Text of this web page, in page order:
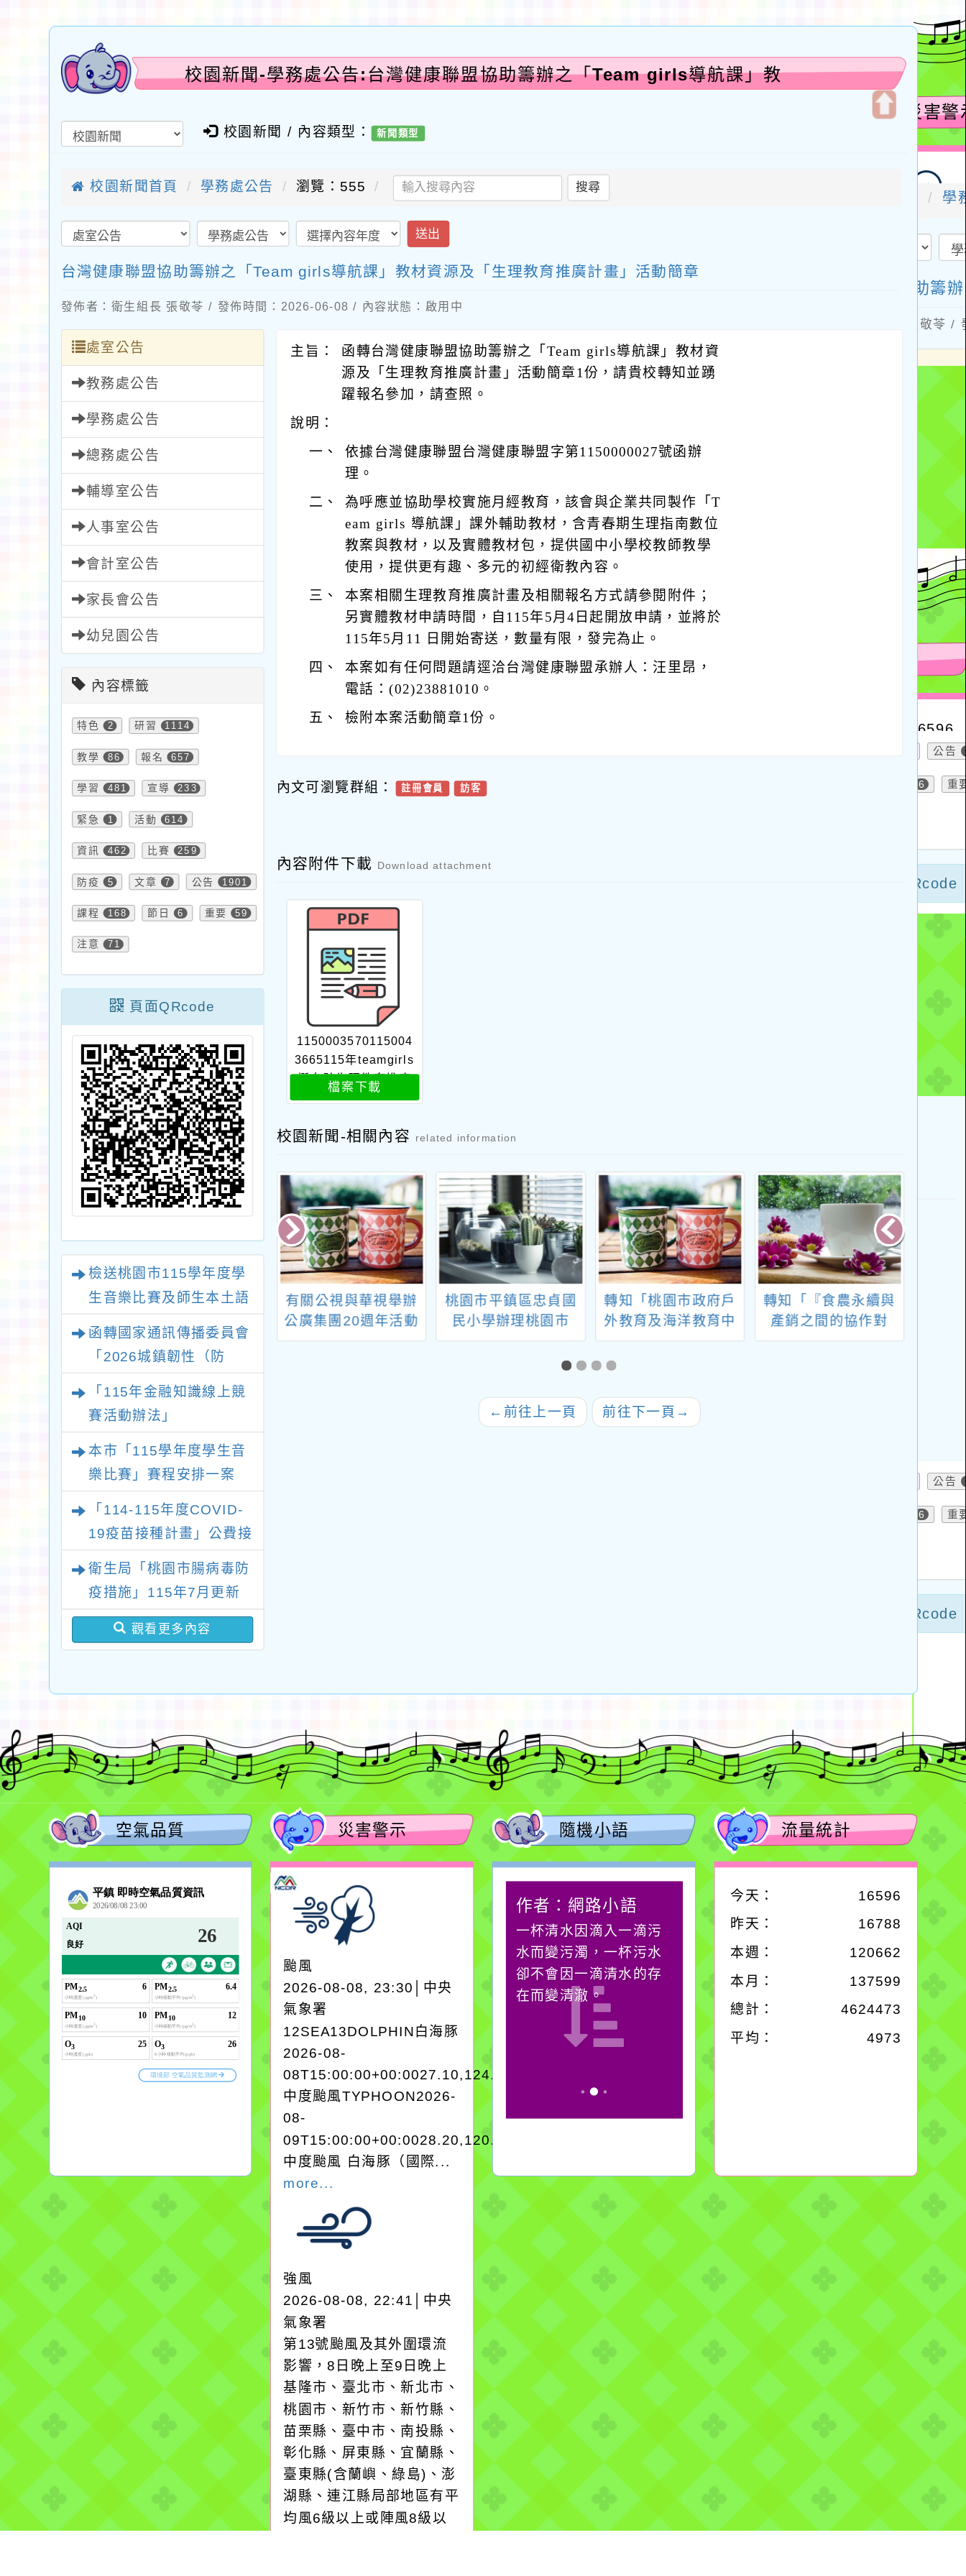
校園新聞-學務處公告:台灣健康聯盟協助籌辦之「Team girls導航課」教
校園新聞 / 內容類型： 新聞類型
校園新聞首頁 學務處公告 瀏覽：555 搜尋
送出
台灣健康聯盟協助籌辦之「Team girls導航課」教材資源及「生理教育推廣計畫」活動簡章
發佈者：衛生組長 張敬苓 / 發佈時間：2026-06-08 / 內容狀態：啟用中
處室公告
教務處公告
學務處公告
總務處公告
輔導室公告
人事室公告
會計室公告
家長會公告
幼兒園公告
內容標籤
特色 2 研習 1114
教學 86 報名 657
學習 481 宣導 233
緊急 1 活動 614
資訊 462 比賽 259
防疫 5 文章 7 公告 1901
課程 168 節日 6 重要 59
注意 71
頁面QRcode
檢送桃園市115學年度學
生音樂比賽及師生本土語
函轉國家通訊傳播委員會
「2026城鎮韌性（防
「115年金融知識線上競
賽活動辦法」
本市「115學年度學生音
樂比賽」賽程安排一案
「114-115年度COVID-
19疫苗接種計畫」公費接
種對象擴大
衛生局「桃園市腸病毒防
疫措施」115年7月更新
版問答集及修正對照表各
1份
觀看更多內容
主旨：
函轉台灣健康聯盟協助籌辦之「Team girls導航課」教材資
源及「生理教育推廣計畫」活動簡章1份，請貴校轉知並踴
躍報名參加，請查照。
說明：
一、 依據台灣健康聯盟台灣健康聯盟字第1150000027號函辦
理。
二、
為呼應並協助學校實施月經教育，該會與企業共同製作「T
eam girls 導航課」課外輔助教材，含青春期生理指南數位
教案與教材，以及實體教材包，提供國中小學校教師教學
使用，提供更有趣、多元的初經衛教內容。
三、 本案相關生理教育推廣計畫及相關報名方式請參閱附件；
另實體教材申請時間，自115年5月4日起開放申請，並將於
115年5月11 日開始寄送，數量有限，發完為止。
四、
本案如有任何問題請逕洽台灣健康聯盟承辦人：汪里昂，
電話：(02)23881010。
五、
檢附本案活動簡章1份。
內文可瀏覽群組： 註冊會員 訪客
內容附件下載 Download attachment
1150003570115004
3665115年teamgirls
挺女孩生理教育推廣
計畫簡章attach1
檔案下載
校園新聞-相關內容 related information
「租稅小達人─
」競賽活動
函轉桃園市政府警察
空)演習實施計畫，請
查照。
有關公視與華視舉辦
公廣集團20週年活動
桃園市平鎮區忠貞國
民小學辦理桃園市
民及學前教育署戶外
學校推展優質戶外教
育路線『舊村記憶．
轉知「桃園市政府戶
外教育及海洋教育中
點」，並自中華民國
生效
轉知「『食農永續與
產銷之間的協作對
← 前往上一頁 前往下一頁 →
空氣品質 災害警示
颱風
2026-08-08, 23:30│中央
氣象署
12SEA13DOLPHIN白海豚
2026-08-
08T15:00:00+00:0027.10,124.303545962250
中度颱風TYPHOON2026-
08-
09T15:00:00+00:0028.20,120.703038975200
中度颱風 白海豚（國際...
more...
強風
2026-08-08, 22:41│中央
氣象署
第13號颱風及其外圍環流
影響，8日晚上至9日晚上
基隆市、臺北市、新北市、
桃園市、新竹市、新竹縣、
苗栗縣、臺中市、南投縣、
彰化縣、屏東縣、宜蘭縣、
臺東縣(含蘭嶼、綠島)、澎
湖縣、連江縣局部地區有平
均風6級以上或陣風8級以
隨機小語
作者：網路小語
在實現理想的路途中，
誘惑。
作者：網路小語
一杯清水因滴入一滴污
水而變污濁，一杯污水
卻不會因一滴清水的存
在而變清澈。
作者：網路小語
生活是一面鏡子。你對
它笑，它就對你笑；你
對它哭，它也對你哭。
流量統計
今天：
16596
昨天：
16788
本週： 120662
本月： 137599
總計： 4624473
平均： 4973